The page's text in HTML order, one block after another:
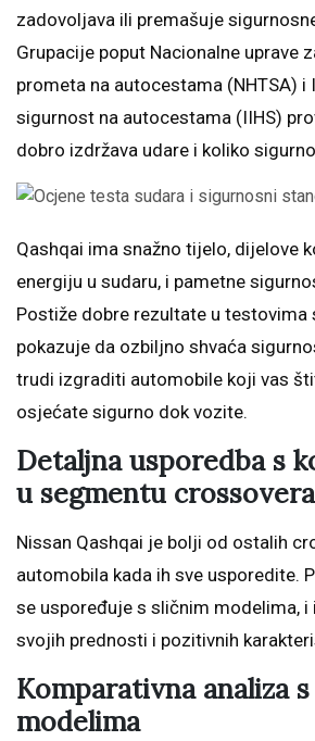
zadovoljava ili premašuje
Grupacije poput Nacionalne uprave
prometa na autocestama (NHTSA) i
sigurnost na autocestama (IIHS)
dobro izdržava udare i koliko
Qashqai ima snažno tijelo, dijelove
energiju u sudaru, i pametne
Postiže dobre rezultate u testovima
pokazuje da ozbiljno shvaća
trudi izgraditi automobile koji vas
osjećate sigurno dok vozite.
Detaljna usporedba s
u segmentu crossovera
Nissan Qashqai je bolji od ostalih
automobila kada ih sve usporedite.
se uspoređuje s sličnim modelima, i
svojih prednosti i pozitivnih
Komparativna analiza
modelima